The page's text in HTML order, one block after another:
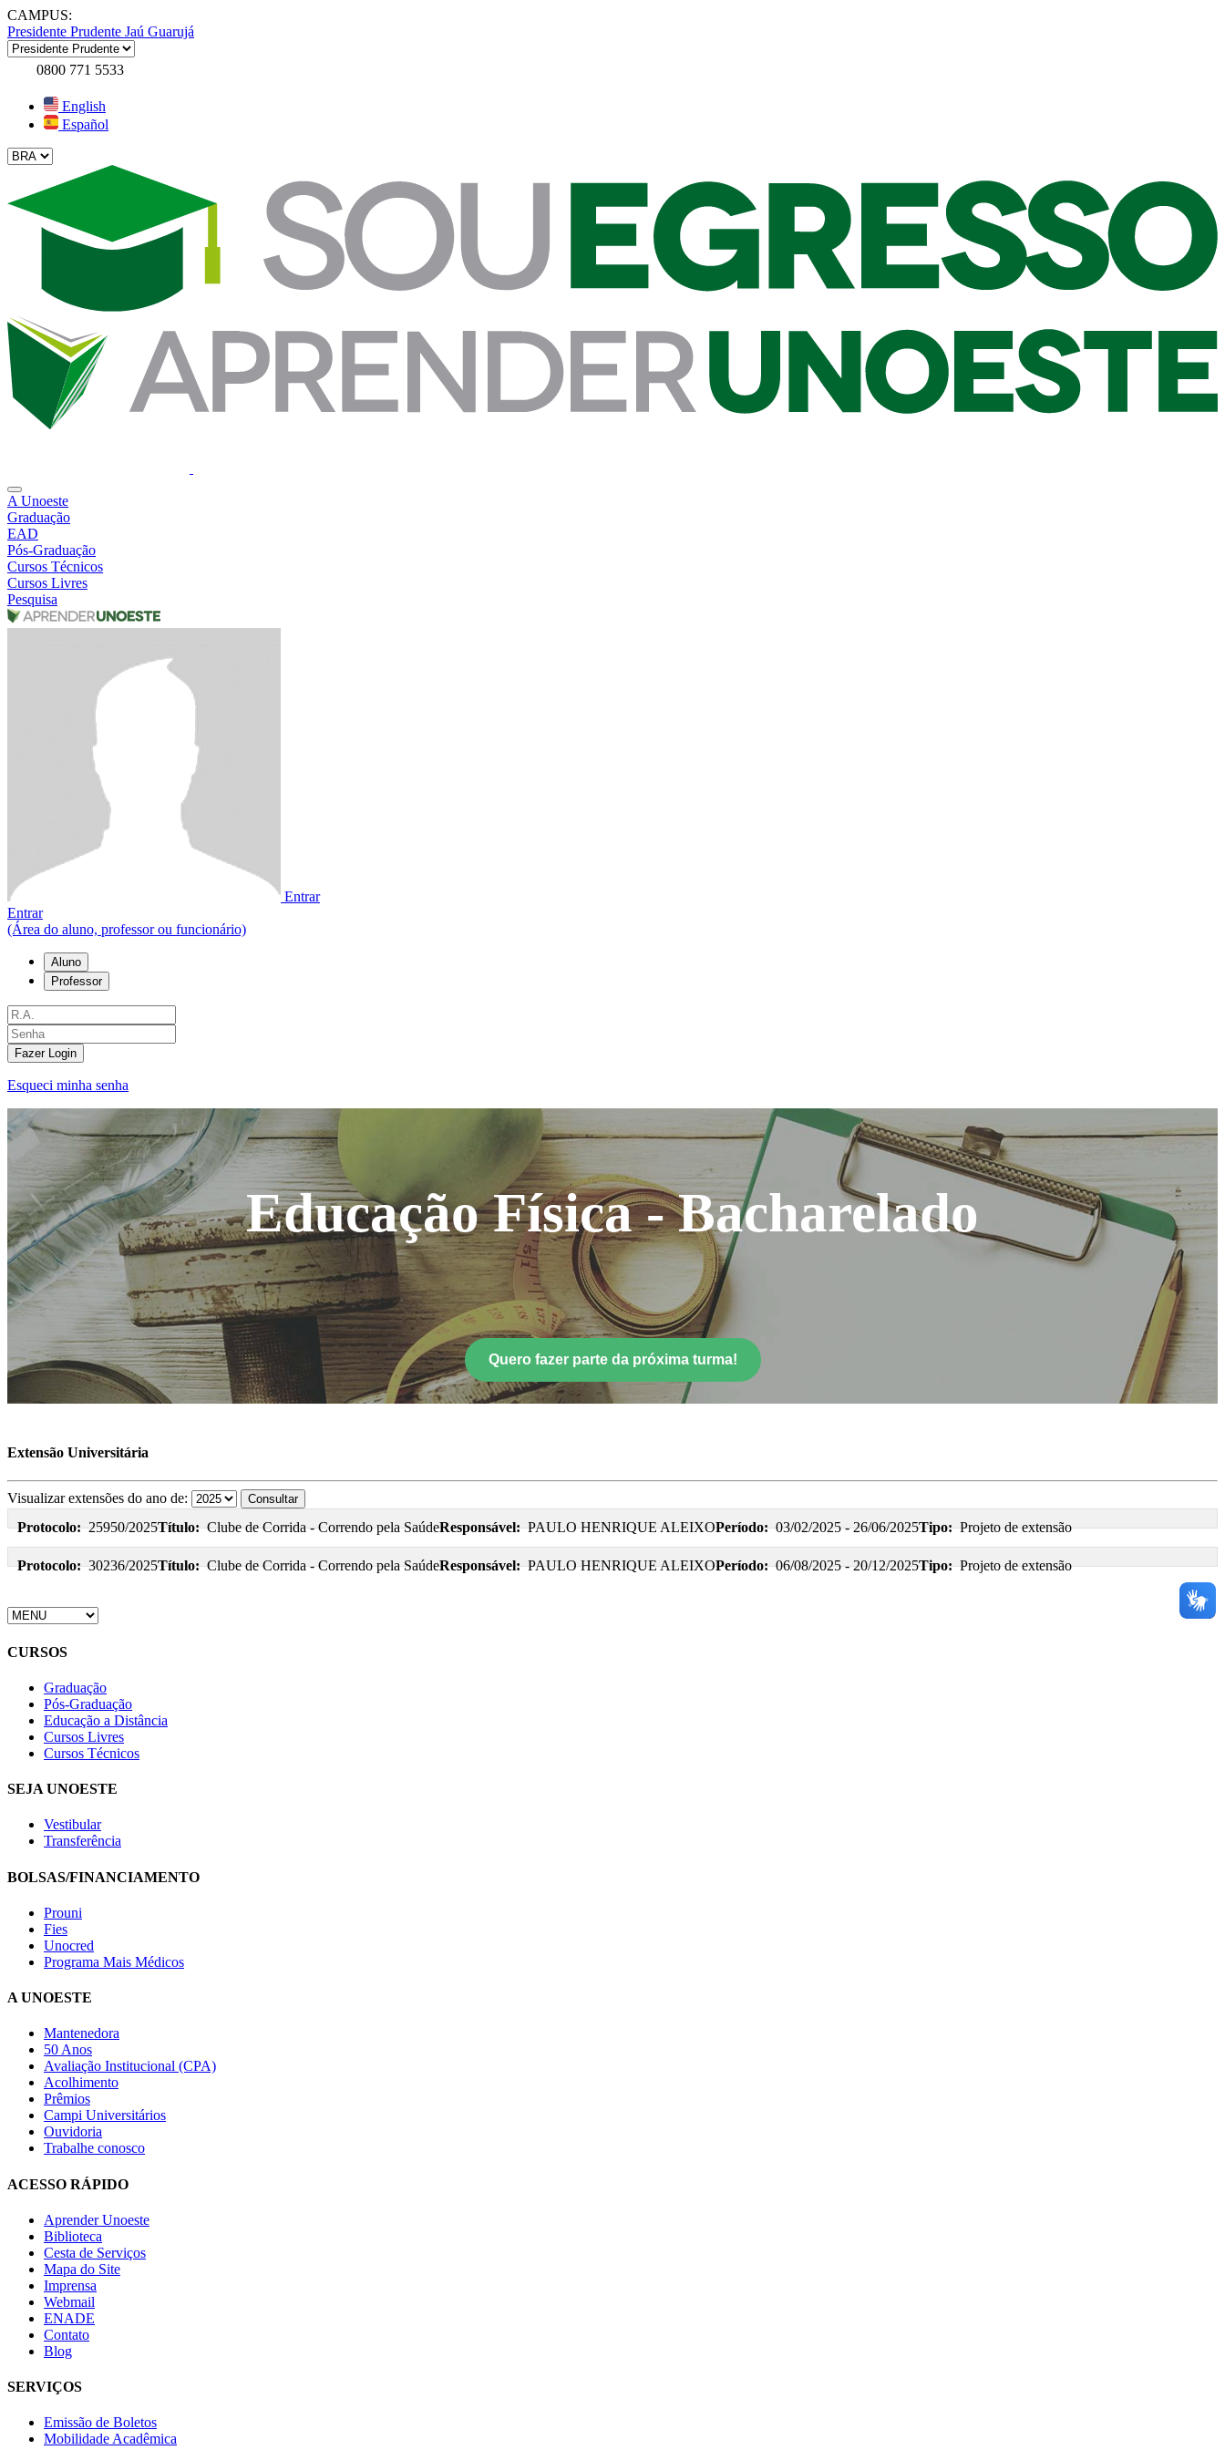
CAMPUS:
Presidente Prudente Jaú Guarujá
0800 771 5533
English
Español
A Unoeste
Graduação
EAD
Pós-Graduação
Cursos Técnicos
Cursos Livres
Pesquisa
Entrar
Entrar
(Área do aluno, professor ou funcionário)
Aluno
Professor
Fazer Login
Esqueci minha senha
Educação Física - Bacharelado
Quero fazer parte da próxima turma!
Extensão Universitária
Visualizar extensões do ano de:
Protocolo: 25950/2025Título: Clube de Corrida - Correndo pela SaúdeResponsável: PAULO HENRIQUE ALEIXOPeríodo: 03/02/2025 - 26/06/2025Tipo: Projeto de extensão
Protocolo: 30236/2025Título: Clube de Corrida - Correndo pela SaúdeResponsável: PAULO HENRIQUE ALEIXOPeríodo: 06/08/2025 - 20/12/2025Tipo: Projeto de extensão
CURSOS
Graduação
Pós-Graduação
Educação a Distância
Cursos Livres
Cursos Técnicos
SEJA UNOESTE
Vestibular
Transferência
BOLSAS/FINANCIAMENTO
Prouni
Fies
Unocred
Programa Mais Médicos
A UNOESTE
Mantenedora
50 Anos
Avaliação Institucional (CPA)
Acolhimento
Prêmios
Campi Universitários
Ouvidoria
Trabalhe conosco
ACESSO RÁPIDO
Aprender Unoeste
Biblioteca
Cesta de Serviços
Mapa do Site
Imprensa
Webmail
ENADE
Contato
Blog
SERVIÇOS
Emissão de Boletos
Mobilidade Acadêmica